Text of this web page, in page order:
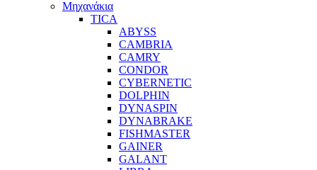
Μηχανάκια
TICA
ABYSS
CAMBRIA
CAMRY
CONDOR
CYBERNETIC
DOLPHIN
DYNASPIN
DYNABRAKE
FISHMASTER
GAINER
GALANT